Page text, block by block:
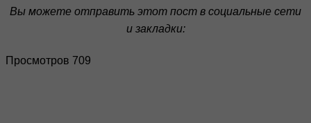
Вы можете отправить этот пост в социальные сети
и закладки:
Просмотров 709